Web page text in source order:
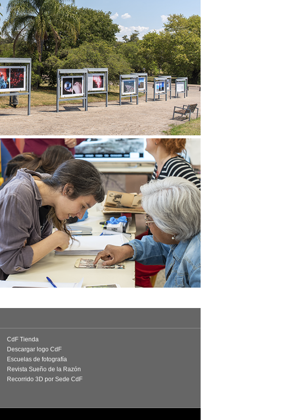
CdF Tienda
Descargar logo CdF
Escuelas de fotografía
Revista Sueño de la Razón
Recorrido 3D por Sede CdF